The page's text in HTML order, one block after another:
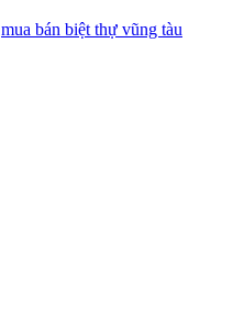
mua bán biệt thự vũng tàu